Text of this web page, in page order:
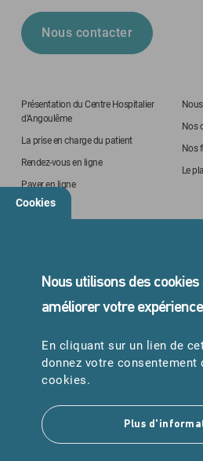
Nous contacter
Présentation du Centre Hospitalier
d'Angoulême
La prise en charge du patient
Rendez-vous en ligne
Payer en ligne
Nos
Nos
Le
05 45 24 40 40
URGENCES
Samu : 15
Pompiers : 18
Cookies
Nous utilisons des
améliorer votre
En cliquant sur un lien de
donnez votre consentement
cookies.
Plus